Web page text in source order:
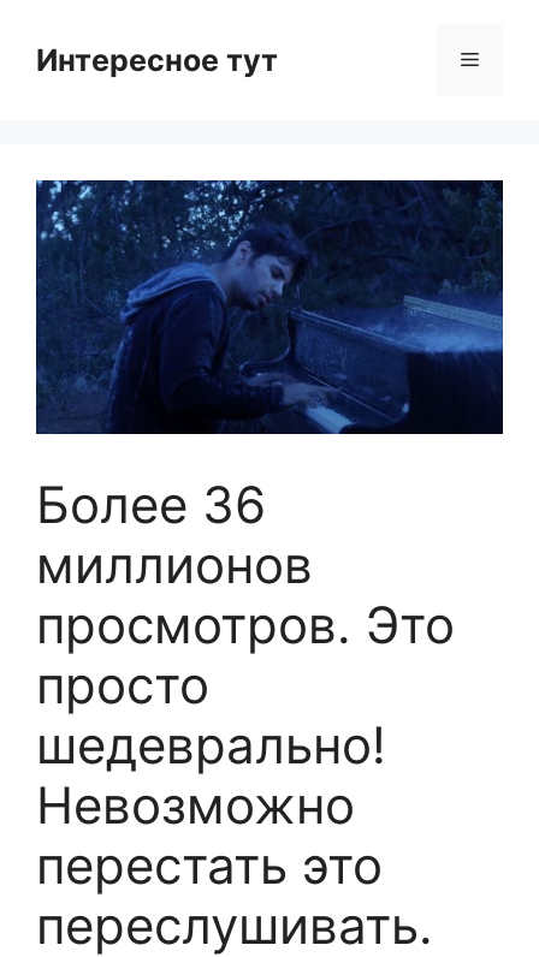
contentИнтересное тут Menu
Более 36
миллионов
просмотров. Это
просто
шедеврально!
Невозможно
перестать это
переслушивать.